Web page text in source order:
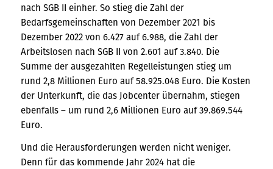
nach SGB II einher. So stieg die Zahl der
Bedarfsgemeinschaften von Dezember 2021 bis
Dezember 2022 von 6.427 auf 6.988, die Zahl der
Arbeitslosen nach SGB II von 2.601 auf 3.840. Die
Summe der ausgezahlten Regelleistungen stieg um
rund 2,8 Millionen Euro auf 58.925.048 Euro. Die Kosten
der Unterkunft, die das Jobcenter übernahm, stiegen
ebenfalls – um rund 2,6 Millionen Euro auf 39.869.544
Euro.
Und die Herausforderungen werden nicht weniger.
Denn für das kommende Jahr 2024 hat die